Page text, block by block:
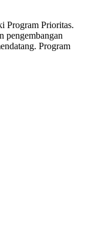
Program Prioritas.
pengembangan
Program